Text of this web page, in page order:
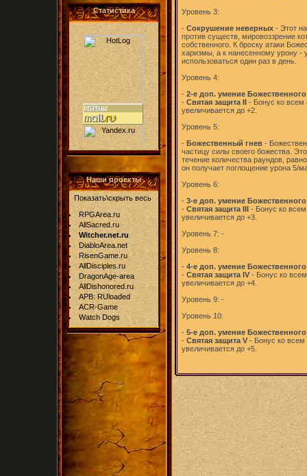
Статистика
Наши проекты
Показать\скрыть весь
RPGArea.ru
AllSacred.ru
Witcher.net.ru
DiabloArea.net
RisenGame.ru
AllDisciples.ru
DragonAge-area
AllDishonored.ru
APB: RUloaded
ACR-Game
Watch Dogs
Уровень 3:
- Сокрушение неверных - Этот
против существ, мировоззрение
собственного. К броску атаки
харизмы, а к нанесенному урону -
использоваться один раз в день.
Уровень 4:
- 2-е доп. умение
- Святая защита II - Бонус ко всем
увеличивается до +2.
Уровень 5:
- Божественный гнев -
частицу силы своего божества.
течение количества раундов,
он получает поглощение урона 5/
Уровень 6:
- 3-е доп. умение
- Святая защита III - Бонус ко
увеличивается до +3.
Уровень 7: -
Уровень 8:
- 4-е доп. умение
- Святая защита IV - Бонус ко
увеличивается до +4.
Уровень 9: -
Уровень 10:
- 5-е доп. умение
- Святая защита V - Бонус ко всем
увеличивается до +5.